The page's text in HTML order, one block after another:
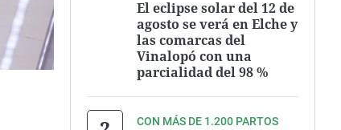
El eclipse solar del 12 de
agosto se verá en Elche y
las comarcas del
Vinalopó con una
parcialidad del 98 %
CON MÁS DE 1.200 PARTOS